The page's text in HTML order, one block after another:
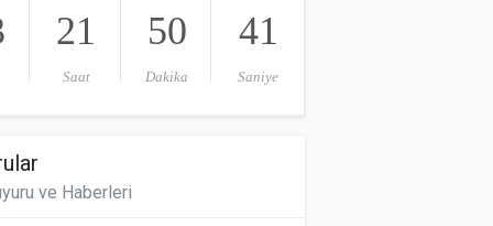
21
Saat
50
Dakika
40
Saniye
ve Haberleri